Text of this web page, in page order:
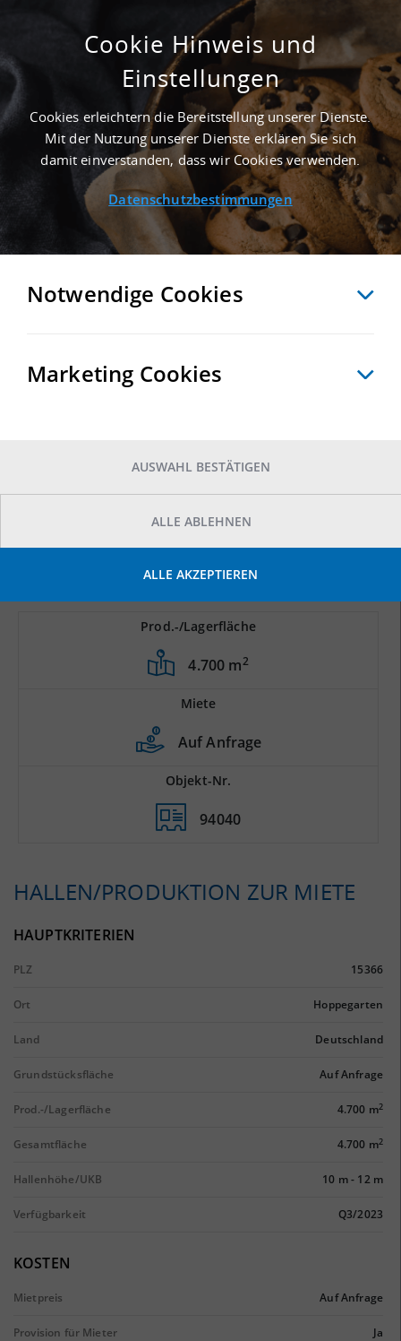
ERSTBEZUG - 4.700 M² GEWERBEHALLE IN
HOPPEGARTEN NAHE
GÜTERVERKEHRSZENTRUM GVZ BERLIN OST
FREIENBRINK - LANDKREIS MÄRKISCH-
ODERLAND
Immobiliensuche/Detailansicht
ZURÜCK MERKEN VERGLEICHEN
Prod.-/Lagerfläche
4.700 m2
Miete
Auf Anfrage
Objekt-Nr.
94040
HALLEN/PRODUKTION ZUR MIETE
HAUPTKRITERIEN
PLZ 15366
Ort Hoppegarten
Land Deutschland
Grundstücksfläche Auf Anfrage
Prod.-/Lagerfläche 4.700 m2
Gesamtfläche 4.700 m2
Hallenhöhe/UKB 10 m- 12 m
Verfügbarkeit Q3/2023
KOSTEN
Mietpreis Auf Anfrage
Provision für Mieter Ja
Cookie Hinweis und
Einstellungen
Cookies erleichtern die Bereitstellung unserer Dienste.
Mit der Nutzung unserer Dienste erklären Sie sich
damit einverstanden, dass wir Cookies verwenden.
Datenschutzbestimmungen
Notwendige Cookies
Marketing Cookies
AUSWAHL BESTÄTIGEN
ALLE ABLEHNEN
ALLE AKZEPTIEREN